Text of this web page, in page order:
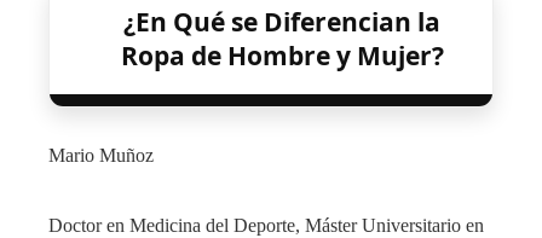
¿En Qué se Diferencian la
Ropa de Hombre y Mujer?
Mario Muñoz
Doctor en Medicina del Deporte, Máster Universitario en